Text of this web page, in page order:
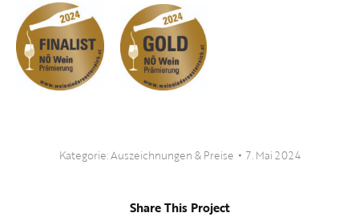
Kategorie:Auszeichnungen & Preise 7. Mai 2024
Share This Project